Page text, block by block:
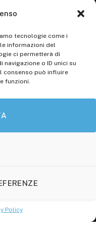
tecnologie come i
informazioni del
ci permetterà di
o ID unici su
consenso può influire
funzioni.
Policy
3/2013 del
com/15 del